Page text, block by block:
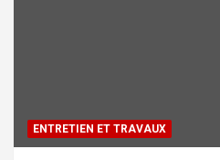
ENTRETIEN ET TRAVAUX